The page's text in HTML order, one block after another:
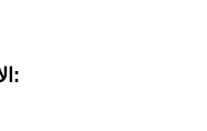
الاستخدام على أحجام مقبض الحقيبة: